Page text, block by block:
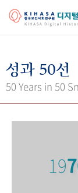
걸어온 길 기관
성과 50선
50 Years in 50
19